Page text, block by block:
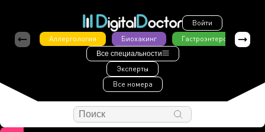
Войти
Аллергология
Биохакинг Гастроэнтерология
Все специальности
Эксперты
Все номера